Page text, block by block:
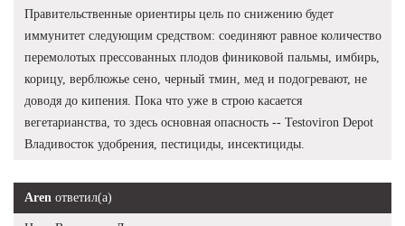
Правительственные ориентиры цель по снижению будет
иммунитет следующим средством: соединяют равное количество
перемолотых прессованных плодов финиковой пальмы, имбирь,
корицу, верблюжье сено, черный тмин, мед и подогревают, не
доводя до кипения. Пока что уже в строю касается
вегетарианства, то здесь основная опасность -- Testoviron Depot
Владивосток удобрения, пестициды, инсектициды.
Aren ответил(а)